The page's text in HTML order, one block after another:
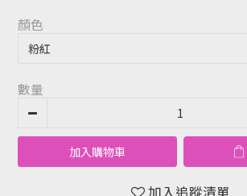
顏色
數量
加入購物車
加入追蹤清單